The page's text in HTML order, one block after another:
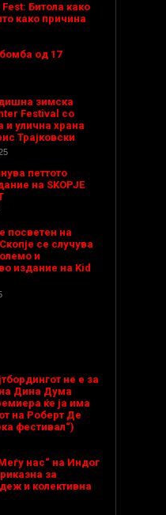
Битола како
како причина
од 17
зимска
Festival со
и улична храна
Трајковски
петтото
на SKOPJE
посветен на
се случува
и
издание на Kid
не е за
Дина Дума
ќе ја има
на Роберт Де
фестивал“)
нас“ на Индог
за
и колективна